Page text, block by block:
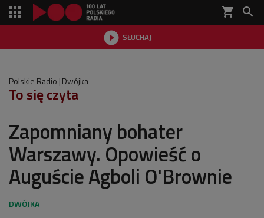
shopping_cart 
 SŁUCHAJ

Polskie Radio Dwójka
To się czyta
Zapomniany bohater
Warszawy. Opowieść o
Auguście Agboli O'Brownie